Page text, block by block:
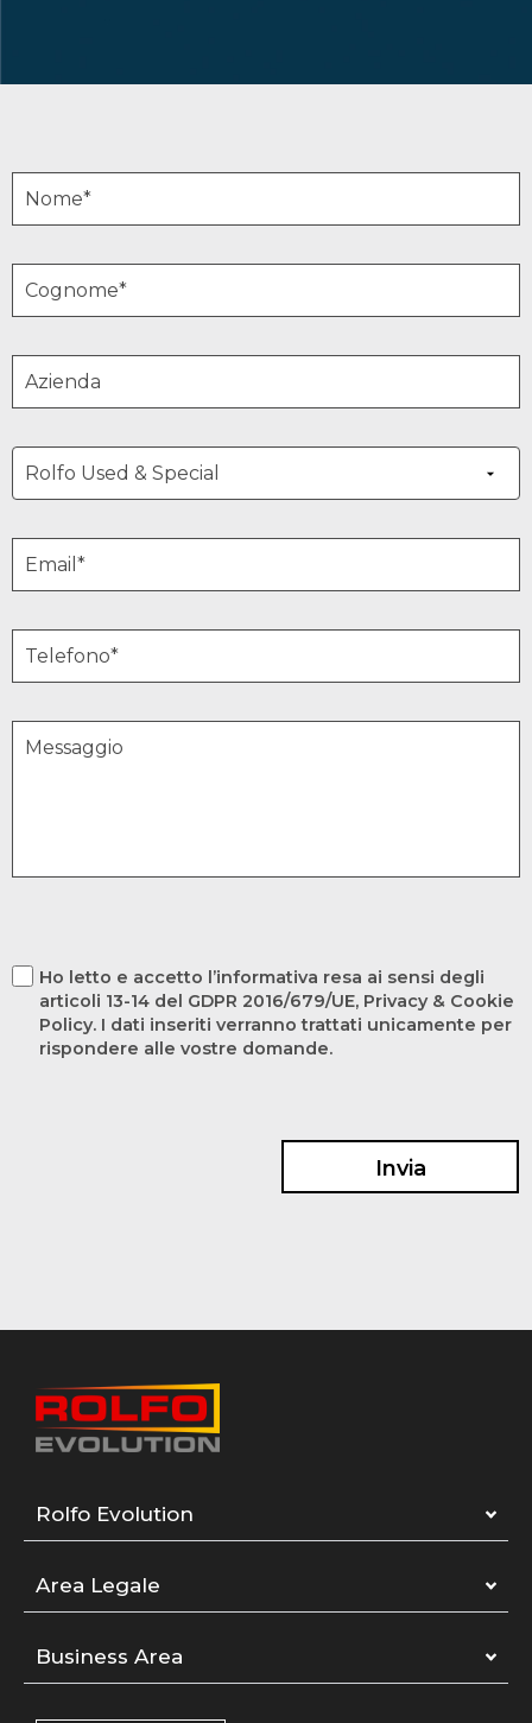
Ho letto e accetto l’informativa resa ai sensi degli
articoli 13-14 del GDPR 2016/679/UE, Privacy & Cookie
Policy. I dati inseriti verranno trattati unicamente per
rispondere alle vostre domande.
Rolfo Evolution
Area Legale
Business Area